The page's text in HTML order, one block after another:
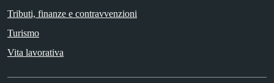
Tributi, finanze e contravvenzioni
Turismo
Vita lavorativa